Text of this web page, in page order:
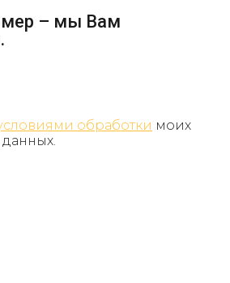
– мы Вам
обработки моих